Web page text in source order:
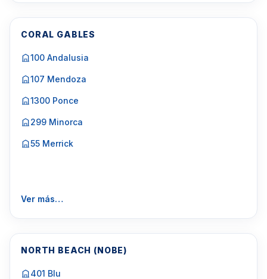
CORAL GABLES
100 Andalusia
107 Mendoza
1300 Ponce
299 Minorca
55 Merrick
Ver más…
NORTH BEACH (NOBE)
401 Blu